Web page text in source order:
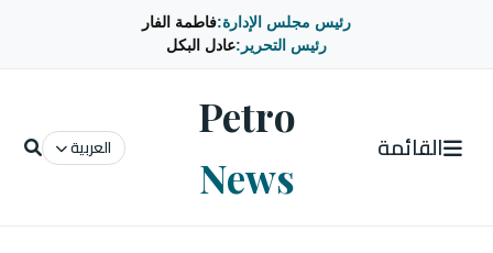
رئيس مجلس الإدارة:فاطمة الفار
رئيس التحرير:عادل البكل
القائمة
Petro
News
العربية